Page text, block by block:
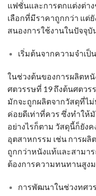
แฟชั่นและการตกแต่งต่าง
เลือกที่มีราคาถูกกว่า แ
สนองการใช้งานในปัจจุบั
เริ่มต้นจากความจำเป็
ในช่วงต้นของการผลิตห
ศตวรรษที่ 19 ถึงต้นศตว
มักจะถูกผลิตจากวัสดุที่ไ
ค่อยดีเท่าที่ควร ซึ่งทำให้
อย่างไรก็ตาม วัสดุนี้ก็ยัง
อุตสาหกรรม เช่น การผลิ
ถูกกว่าหนังแท้และสามา
ต้องการความทนทานสูง
การพัฒนาในช่วงทศว